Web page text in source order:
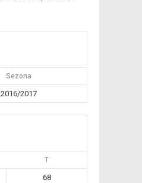
Sezona
2016/2017
T
68